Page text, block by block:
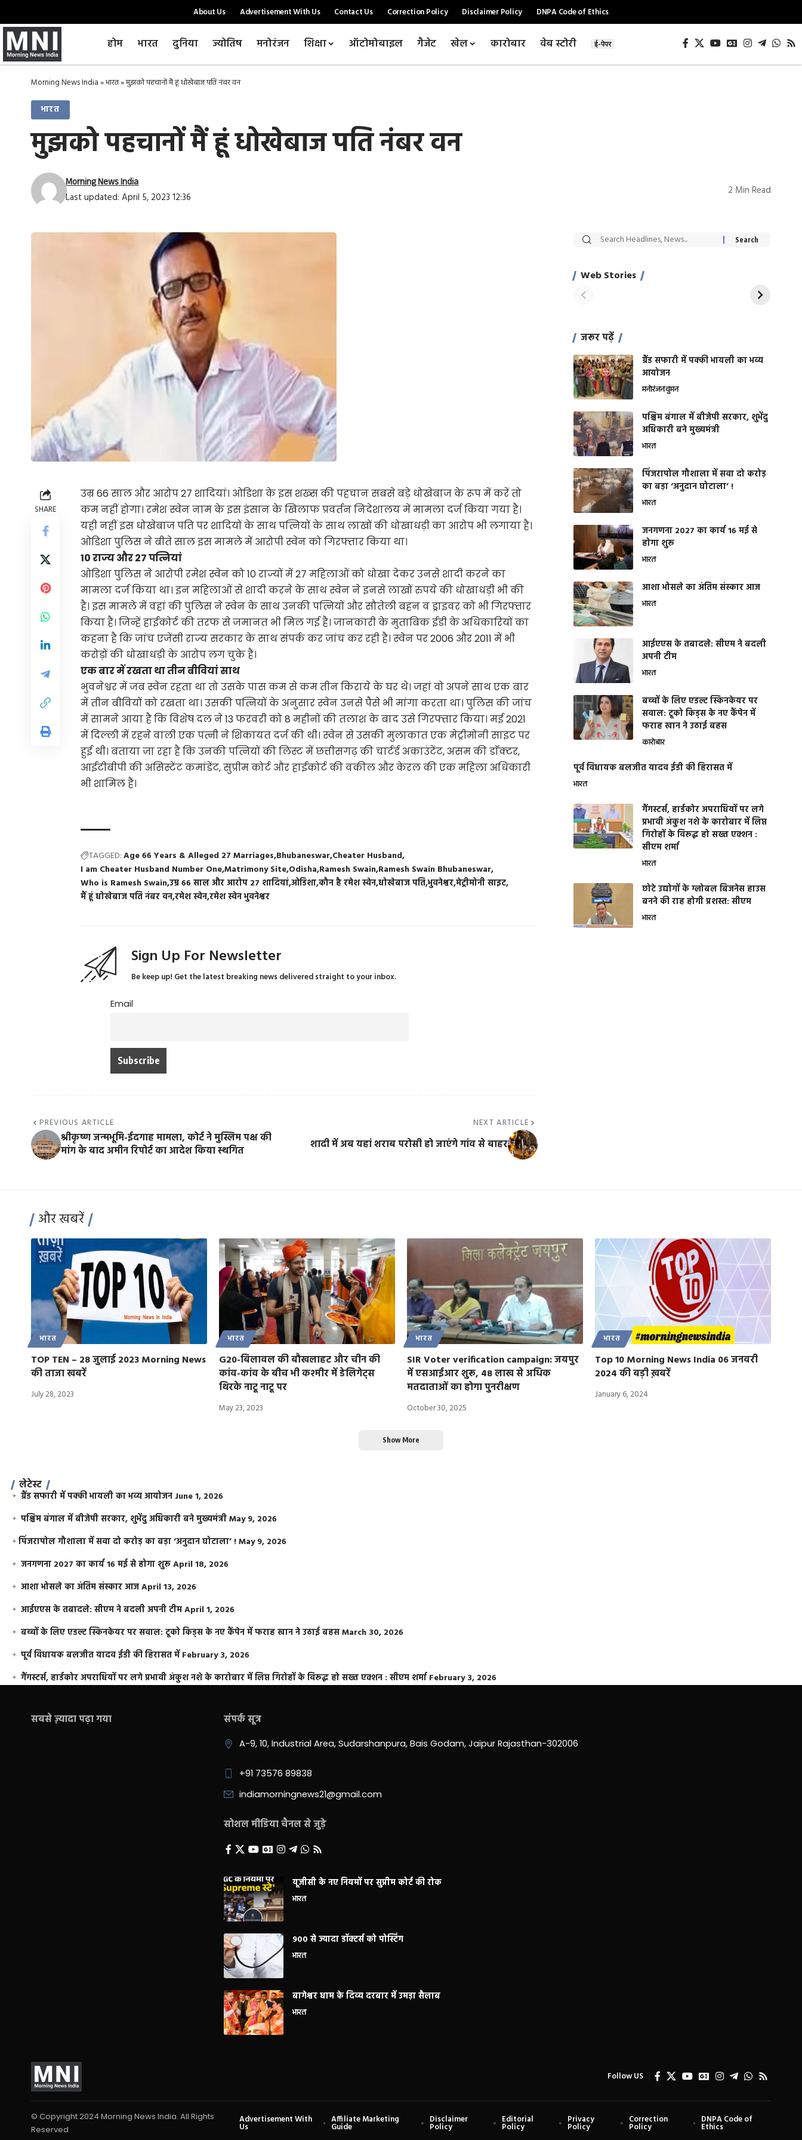
About Us Advertisement With Us Contact Us Correction Policy Disclaimer Policy DNPA Code of Ethics
होम भारत दुनिया ज्योतिष मनोरंजन शिक्षा ऑटोमोबाइल गैजेट खेल कारोबार वेब स्टोरी ई-पेपर
Morning News India»भारत»मुझको पहचानों मैं हूं धोखेबाज पति नंबर वन
भारत
मुझको पहचानों मैं हूं धोखेबाज पति नंबर वन
Last updated: April 5, 2023 12:36
Morning News India 2 Min Read
SHARE
उम्र 66 साल और आरोप 27 शादियां। ओडिशा के इस शख्स की पहचान सबसे बड़े धोखेबाज के रूप में करें तो
कम नहीं होगा। रमेश स्वेन नाम के इस इंसान के खिलाफ प्रवर्तन निदेशालय में मामला दर्ज किया गया है।
यही नहीं इस धोखेबाज पति पर शादियों के साथ पत्नियों के साथ लाखों की धोखाधड़ी का आरोप भी लगाया है।
ओडिशा पुलिस ने बीते साल इस मामले में आरोपी स्वेन को गिरफ्तार किया था।
10 राज्य और 27 पत्नियां
ओडिशा पुलिस ने आरोपी रमेश स्वेन को 10 राज्यों में 27 महिलाओं को धोखा देकर उनसे शादी करने का
मामला दर्ज किया था। इन महिलाओं से शादी करने के साथ स्वेन ने इनसे लाखों रुपये की धोखाधड़ी भी की
है। इस मामले में वहां की पुलिस ने स्वेन के साथ उनकी पत्नियों और सौतेली बहन व ड्राइवर को भी गिरफ्तार
किया है। जिन्हें हाईकोर्ट की तरफ से जमानत भी मिल गई है। जानकारी के मुताबिक ईडी के अधिकारियों का
कहना है कि जांच एजेंसी राज्य सरकार के साथ संपर्क कर जांच कर रही है। स्वेन पर 2006 और 2011 में भी
करोड़ों की धोखाधड़ी के आरोप लग चुके हैं।
एक बार में रखता था तीन बीवियां साथ
भुवनेश्वर में जब स्वेन रहता था तो उसके पास कम से कम तीन किराये के घर थे। जहां वो अपने साथ एक बार
में तीन बीवियों को रखता था। उसकी पत्नियों के अनुसार स्वेन उनसे पैसे भी मांगा करता था। पुलिस की जांच
में सामने आया है कि विशेष दल ने 13 फरवरी को 8 महीनों की तलाश के बाद उसे गिरफ्तार किया। मई 2021
में दिल्ली में रहने वाली एक पत्नी ने शिकायत दर्ज की थी। स्वेन से उसकी मुलाकात एक मेट्रीमोनी साइट पर
हुई थी। बताया जा रहा है कि उनकी पत्नियों की लिस्ट में छत्तीसगढ़ की चार्टर्ड अकाउंटेंट, असम की डाॅक्टर,
आईटीबीपी की असिस्टेंट कमांडेंट, सुप्रीम कोर्ट और हाईकोर्ट की वकील और केरल की एक महिला अधिकारी
भी शामिल हैं।
TAGGED:Age 66 Years & Alleged 27 Marriages Bhubaneswar Cheater Husband
I am Cheater Husband Number OneMatrimony Site Odisha Ramesh Swain Ramesh Swain Bhubaneswar
Who is Ramesh Swainउम्र 66 साल और आरोप 27 शादियांओडिशाकौन है रमेश स्वेनधोखेबाज पतिभुवनेश्वरमेट्रीमोनी साइट
मैं हूं धोखेबाज पति नंबर वनरमेश स्वेनरमेश स्वेन भुवनेश्वर
Sign Up For Newsletter
Be keep up! Get the latest breaking news delivered straight to your inbox.
Email
PREVIOUS ARTICLE
श्रीकृष्ण जन्मभूमि-ईदगाह मामला, कोर्ट ने मुस्लिम पक्ष की
मांग के बाद अमीन रिपोर्ट का आदेश किया स्थगित
NEXT ARTICLE
शादी में अब यहां शराब परोसी हो जाएंगे गांव से बाहर
Web Stories
सट्टेबाजी में अरेस्ट हुए
साहिल खान
रोज एक कच्चे लहसुन
जरूर पढ़ें
ग्रैंड सफारी में पक्की भायली का भव्य
आयोजन
मनोरंजनवुमन
पश्चिम बंगाल में बीजेपी सरकार, शुभेंदु
अधिकारी बने मुख्यमंत्री
भारत
​पिंजरापोल गौशाला में सवा दो करोड़
का बड़ा ‘अनुदान घोटाला’ !
भारत
जनगणना 2027 का कार्य 16 मई से
होगा शुरू
भारत
आशा भोसले का अंतिम संस्कार आज
भारत
आईएएस के तबादले: सीएम ने बदली
अपनी टीम
भारत
बच्चों के लिए एडल्ट स्किनकेयर पर
सवाल: टूको किड्स के नए कैंपेन में
फराह खान ने उठाई बहस
कारोबार
पूर्व विधायक बलजीत यादव ईडी की हिरासत में
भारत
गैंगस्टर्स, हार्डकोर अपराधियों पर लगे
प्रभावी अंकुश नशे के कारोबार में लिप्त
गिरोहों के विरूद्ध हो सख्त एक्शन :
सीएम शर्मा
भारत
छोटे उद्योगों के ग्लोबल बिजनेस हाउस
बनने की राह होगी प्रशस्त: सीएम
भारत
और खबरें
भारत
TOP TEN – 28 जुलाई 2023 Morning News
की ताजा खबरें
July 28, 2023
भारत
G20-बिलावल की बौखलाहट और चीन की
कांव-कांव के बीच भी कश्मीर में डेलिगेट्स
थिरके नाटू नाटू पर
May 23, 2023
भारत
SIR Voter verification campaign: जयपुर
में एसआईआर शुरू, 48 लाख से अधिक
मतदाताओं का होगा पुनरीक्षण
October 30, 2025
भारत
Top 10 Morning News India 06 जनवरी
2024 की बड़ी ख़बरें
January 6, 2024
Show More
लेटेस्ट
ग्रैंड सफारी में पक्की भायली का भव्य आयोजन June 1, 2026
पश्चिम बंगाल में बीजेपी सरकार, शुभेंदु अधिकारी बने मुख्यमंत्रीMay 9, 2026
​पिंजरापोल गौशाला में सवा दो करोड़ का बड़ा ‘अनुदान घोटाला’ !May 9, 2026
जनगणना 2027 का कार्य 16 मई से होगा शुरूApril 18, 2026
आशा भोसले का अंतिम संस्कार आजApril 13, 2026
आईएएस के तबादले: सीएम ने बदली अपनी टीमApril 1, 2026
बच्चों के लिए एडल्ट स्किनकेयर पर सवाल: टूको किड्स के नए कैंपेन में फराह खान ने उठाई बहसMarch 30, 2026
पूर्व विधायक बलजीत यादव ईडी की हिरासत में February 3, 2026
गैंगस्टर्स, हार्डकोर अपराधियों पर लगे प्रभावी अंकुश नशे के कारोबार में लिप्त गिरोहों के विरूद्ध हो सख्त एक्शन : सीएम शर्मा February 3, 2026
सबसे ज़्यादा पढ़ा गया संपर्क सूत्र
A-9, 10, Industrial Area, Sudarshanpura, Bais Godam, Jaipur Rajasthan-302006
+91 73576 89838
indiamorningnews21@gmail.com
सोशल मीडिया चैनल से जुड़े
यूजीसी के नए नियमों पर सुप्रीम कोर्ट की रोक
भारत
900 से ज्यादा डॉक्टर्स को पोस्टिंग
भारत
बागेश्वर धाम के दिव्य दरबार में उमड़ा सैलाब
भारत
Follow US
© Copyright 2024 Morning News India. All Rights
Reserved
Advertisement With
Us
Affiliate Marketing
Guide
Disclaimer
Policy
Editorial
Policy
Privacy
Policy
Correction
Policy
DNPA Code of
Ethics